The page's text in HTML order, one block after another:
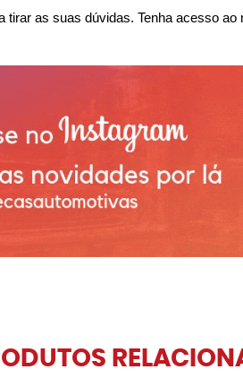
as suas dúvidas. Tenha acesso